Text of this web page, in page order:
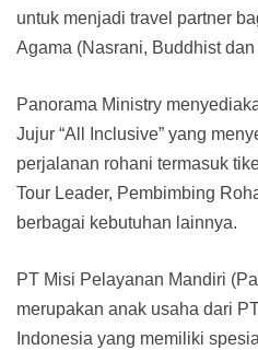
untuk menjadi travel partner
Agama (Nasrani, Buddhist dan
Panorama Ministry
Jujur “All Inclusive” yang
perjalanan rohani termasuk
Tour Leader, Pembimbing
berbagai kebutuhan lainnya.
PT Misi Pelayanan Mandiri
merupakan anak usaha dari
Indonesia yang memiliki